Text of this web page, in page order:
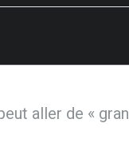
aller de «